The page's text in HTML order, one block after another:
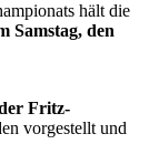
hält die
Samstag, den
Fritz-
vorgestellt und